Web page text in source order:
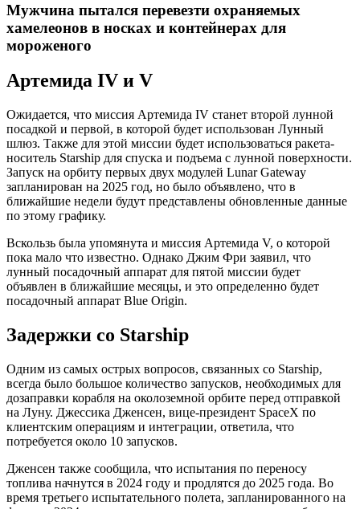
Мужчина пытался перевезти охраняемых
хамелеонов в носках и контейнерах для
мороженого
Артемида IV и V
Ожидается, что миссия Артемида IV станет второй лунной
посадкой и первой, в которой будет использован Лунный
шлюз. Также для этой миссии будет использоваться ракета-
носитель Starship для спуска и подъема с лунной поверхности.
Запуск на орбиту первых двух модулей Lunar Gateway
запланирован на 2025 год, но было объявлено, что в
ближайшие недели будут представлены обновленные данные
по этому графику.
Вскользь была упомянута и миссия Артемида V, о которой
пока мало что известно. Однако Джим Фри заявил, что
лунный посадочный аппарат для пятой миссии будет
объявлен в ближайшие месяцы, и это определенно будет
посадочный аппарат Blue Origin.
Задержки со Starship
Одним из самых острых вопросов, связанных со Starship,
всегда было большое количество запусков, необходимых для
дозаправки корабля на околоземной орбите перед отправкой
на Луну. Джессика Дженсен, вице-президент SpaceX по
клиентским операциям и интеграции, ответила, что
потребуется около 10 запусков.
Дженсен также сообщила, что испытания по переносу
топлива начнутся в 2024 году и продлятся до 2025 года. Во
время третьего испытательного полета, запланированного на